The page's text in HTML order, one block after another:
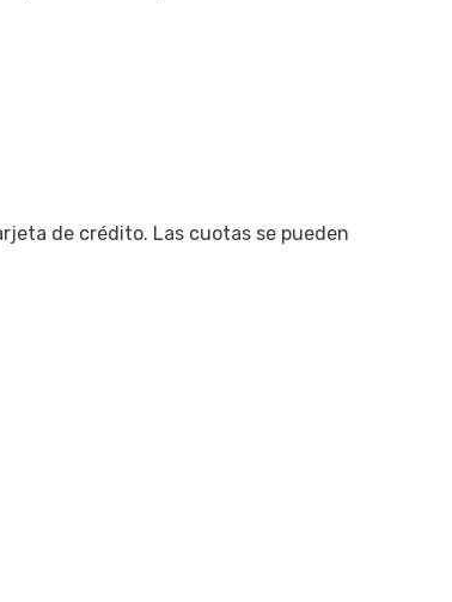
de crédito. Las cuotas se pueden